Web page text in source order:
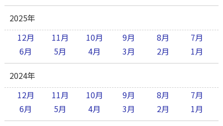
2025年
12月
11月 10月 9月 8月
7月
6月
5月 4月 3月 2月 1月
2024年
12月
11月 10月 9月 8月
7月
6月
5月 4月 3月 2月 1月